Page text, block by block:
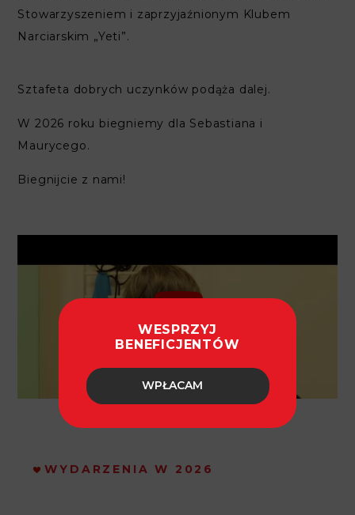
Stowarzyszeniem i zaprzyjaźnionym Klubem
Narciarskim „Yeti”.
Sztafeta dobrych uczynków podąża dalej.
W 2026 roku biegniemy dla Sebastiana i
Maurycego.
Biegnijcie z nami!
WYDARZENIA W 2026
WESPRZYJ
BENEFICJENTÓW
WPŁACAM